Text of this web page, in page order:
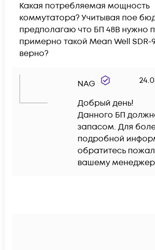
Какая потребляемая мощность
коммутатора? Учитывая пое
предполагаю что БП 48В нужно
примерно такой Mean Well SDR-
верно?
NAG
Добрый день!
Данного БП
запасом. Для
подробной
обратитесь
вашему